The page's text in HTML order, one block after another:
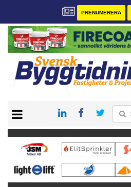
PRENUMERERA
PRENUMERERA
VÅRA ANDRA MAGASIN
ANNONSERA